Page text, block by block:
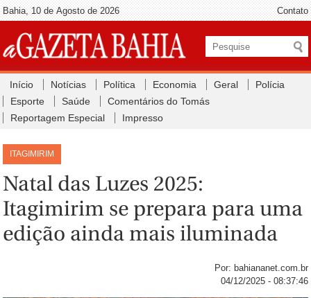
Bahia, 10 de Agosto de 2026 Contato
Início Notícias Política Economia Geral
Polícia
Esporte
Saúde
Comentários do Tomás
Reportagem Especial
Impresso
ITAGIMIRIM
Natal das Luzes 2025:
Itagimirim se prepara para uma
edição ainda mais iluminada
Por: bahiananet.com.br
04/12/2025 - 08:37:46